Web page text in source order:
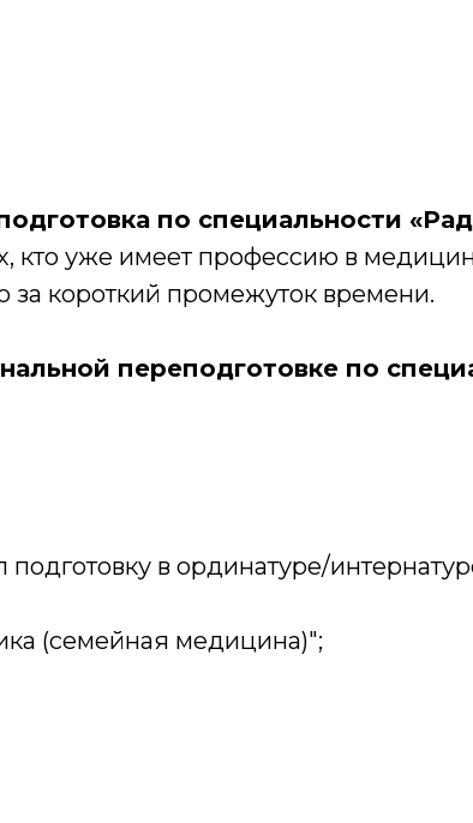
по специальности
кто уже имеет профессию в
за короткий промежуток времени.
переподготовке по
в ординатуре/
(семейная медицина)";